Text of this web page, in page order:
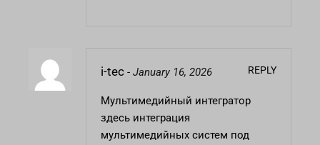
i-tec - January 16, 2026 REPLY
Мультимедийный интегратор
здесь интеграция
мультимедийных систем под